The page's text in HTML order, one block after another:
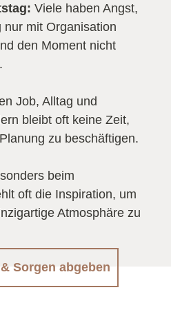
Viele haben Angst,
mit Organisation
den Moment nicht
Job, Alltag und
bleibt oft keine Zeit,
zu beschäftigen.
beim
oft die Inspiration, um
Atmosphäre zu
Sorgen abgeben